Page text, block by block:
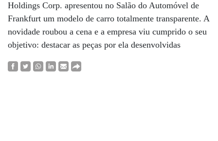
Holdings Corp. apresentou no Salão do Automóvel de
Frankfurt um modelo de carro totalmente transparente. A
novidade roubou a cena e a empresa viu cumprido o seu
objetivo: destacar as peças por ela desenvolvidas